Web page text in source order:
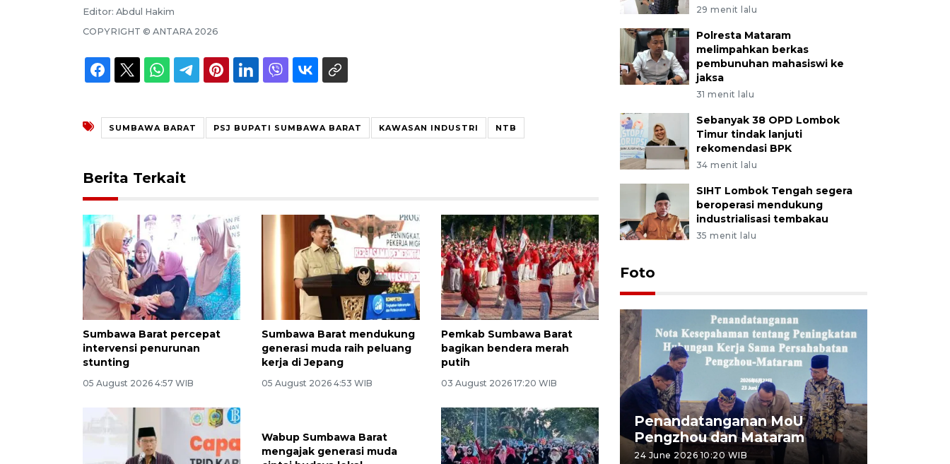
Editor: Abdul Hakim
COPYRIGHT © ANTARA 2026
SUMBAWA BARAT PSJ BUPATI SUMBAWA BARAT KAWASAN INDUSTRI NTB
Berita Terkait
Sumbawa Barat percepat
intervensi penurunan
stunting
05 August 2026 4:57 WIB
Sumbawa Barat mendukung
generasi muda raih peluang
kerja di Jepang
05 August 2026 4:53 WIB
Pemkab Sumbawa Barat
bagikan bendera merah
putih
03 August 2026 17:20 WIB
Wabup Sumbawa Barat
mengajak generasi muda
29 menit lalu
Polresta Mataram
melimpahkan berkas
pembunuhan mahasiswi ke
jaksa
31 menit lalu
Sebanyak 38 OPD Lombok
Timur tindak lanjuti
rekomendasi BPK
34 menit lalu
SIHT Lombok Tengah segera
beroperasi mendukung
industrialisasi tembakau
35 menit lalu
Foto
Sidang putusan terdakwa
pembunuhan Brigadir Nurhadi
10 March 2026 12:55 WIB
Penandatanganan MoU
Pengzhou dan Mataram
24 June 2026 10:20 WIB